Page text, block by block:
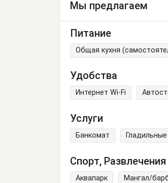
Мы предлагаем
Питание
Общая кухня
Удобства
Интернет Wi-Fi
Услуги
Банкомат
Спорт, Развлечения
Аквапарк Мангал/